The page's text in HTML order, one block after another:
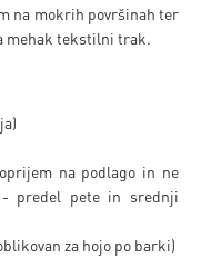
na mokrih površinah ter
mehak tekstilni trak.
na podlago in ne
predel pete in srednji
za hojo po barki)